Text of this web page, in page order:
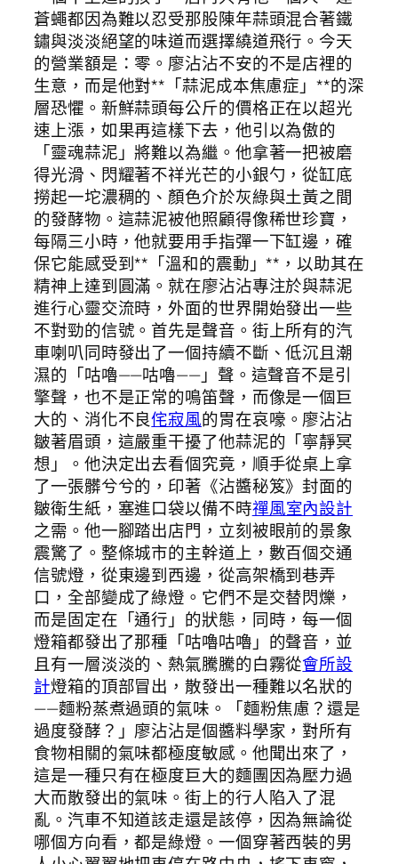
蒼蠅都因為難以忍受那股陳年蒜頭混合著鐵
鏽與淡淡絕望的味道而選擇繞道飛行。今天
的營業額是：零。廖沾沾不安的不是店裡的
生意，而是他對**「蒜泥成本焦慮症」**的深
層恐懼。新鮮蒜頭每公斤的價格正在以超光
速上漲，如果再這樣下去，他引以為傲的
「靈魂蒜泥」將難以為繼。他拿著一把被磨
得光滑、閃耀著不祥光芒的小銀勺，從缸底
撈起一坨濃稠的、顏色介於灰綠與土黃之間
的發酵物。這蒜泥被他照顧得像稀世珍寶，
每隔三小時，他就要用手指彈一下缸邊，確
保它能感受到**「溫和的震動」**，以助其在
精神上達到圓滿。就在廖沾沾專注於與蒜泥
進行心靈交流時，外面的世界開始發出一些
不對勁的信號。首先是聲音。街上所有的汽
車喇叭同時發出了一個持續不斷、低沉且潮
濕的「咕嚕——咕嚕——」聲。這聲音不是引
擎聲，也不是正常的鳴笛聲，而像是一個巨
大的、消化不良侘寂風的胃在哀嚎。廖沾沾
皺著眉頭，這嚴重干擾了他蒜泥的「寧靜冥
想」。他決定出去看個究竟，順手從桌上拿
了一張髒兮兮的，印著《沾醬秘笈》封面的
皺衛生紙，塞進口袋以備不時禪風室內設計
之需。他一腳踏出店門，立刻被眼前的景象
震驚了。整條城市的主幹道上，數百個交通
信號燈，從東邊到西邊，從高架橋到巷弄
口，全部變成了綠燈。它們不是交替閃爍，
而是固定在「通行」的狀態，同時，每一個
燈箱都發出了那種「咕嚕咕嚕」的聲音，並
且有一層淡淡的、熱氣騰騰的白霧從會所設
計燈箱的頂部冒出，散發出一種難以名狀的
——麵粉蒸煮過頭的氣味。「麵粉焦慮？還是
過度發酵？」廖沾沾是個醬料學家，對所有
食物相關的氣味都極度敏感。他聞出來了，
這是一種只有在極度巨大的麵團因為壓力過
大而散發出的氣味。街上的行人陷入了混
亂。汽車不知道該走還是該停，因為無論從
哪個方向看，都是綠燈。一個穿著西裝的男